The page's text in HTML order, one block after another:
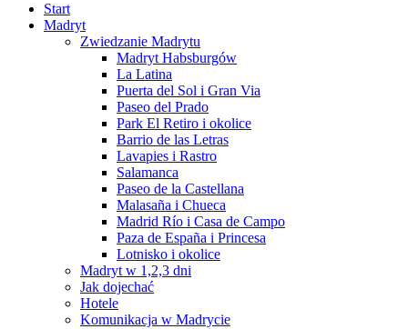
Start
Madryt
Zwiedzanie Madrytu
Madryt Habsburgów
La Latina
Puerta del Sol i Gran Via
Paseo del Prado
Park El Retiro i okolice
Barrio de las Letras
Lavapies i Rastro
Salamanca
Paseo de la Castellana
Malasaña i Chueca
Madrid Río i Casa de Campo
Paza de España i Princesa
Lotnisko i okolice
Madryt w 1,2,3 dni
Jak dojechać
Hotele
Komunikacja w Madrycie